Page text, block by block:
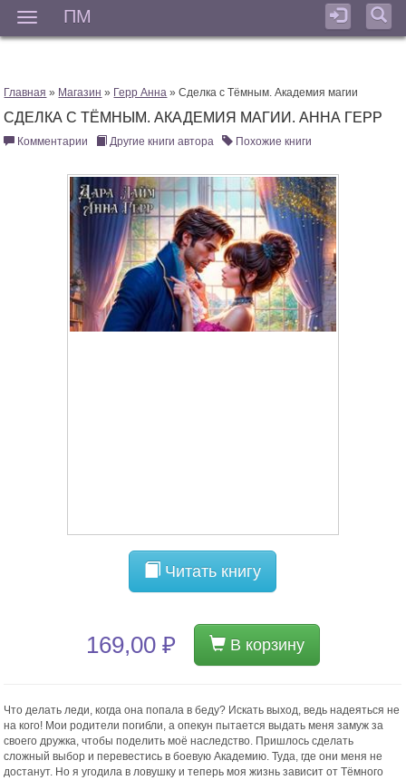
ПМ
Главная » Магазин » Герр Анна » Сделка с Тёмным. Академия магии
СДЕЛКА С ТЁМНЫМ. АКАДЕМИЯ МАГИИ. АННА ГЕРР
Комментарии Другие книги автора Похожие книги
Читать книгу
169,00 ₽ В корзину
Что делать леди, когда она попала в беду? Искать выход, ведь надеяться не
на кого! Мои родители погибли, а опекун пытается выдать меня замуж за
своего дружка, чтобы поделить моё наследство. Пришлось сделать
сложный выбор и перевестись в боевую Академию. Туда, где они меня не
достанут. Но я угодила в ловушку и теперь моя жизнь зависит от Тёмного